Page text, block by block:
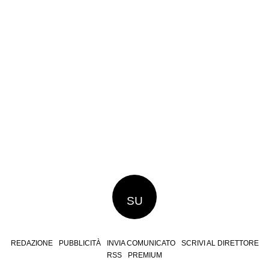
SU
REDAZIONE PUBBLICITÀ INVIA COMUNICATO
SCRIVI AL DIRETTORE
RSS
PREMIUM